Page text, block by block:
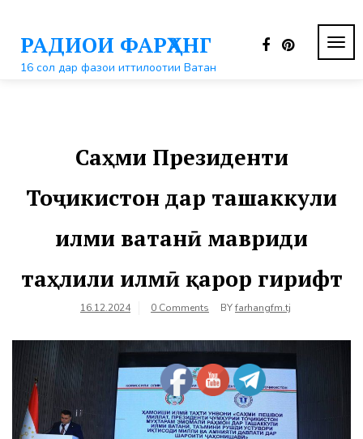
контентуРАДИОИ ФАРҲАНГ
16 сол дар фазои иттилоотии Ватан
Саҳми Президенти
Тоҷикистон дар ташаккули
илми ватанӣ мавриди
таҳлили илмӣ қарор гирифт
16.12.2024 0 Comments BYfarhangfm.tj